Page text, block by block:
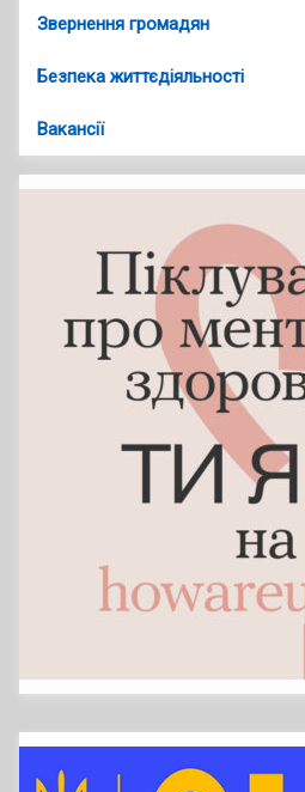
Звернення громадян
Безпека життєдіяльності
Вакансії